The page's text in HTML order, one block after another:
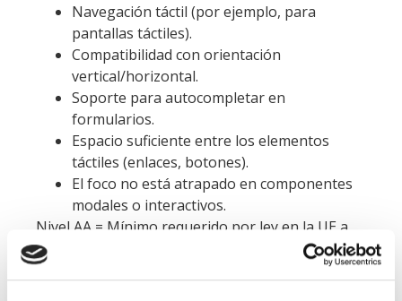
Navegación táctil (por ejemplo, para
pantallas táctiles).
Compatibilidad con orientación
vertical/horizontal.
Soporte para autocompletar en
formularios.
Espacio suficiente entre los elementos
táctiles (enlaces, botones).
El foco no está atrapado en componentes
modales o interactivos.
Nivel AA = Mínimo requerido por ley en la UE a
partir del 28/06/2025